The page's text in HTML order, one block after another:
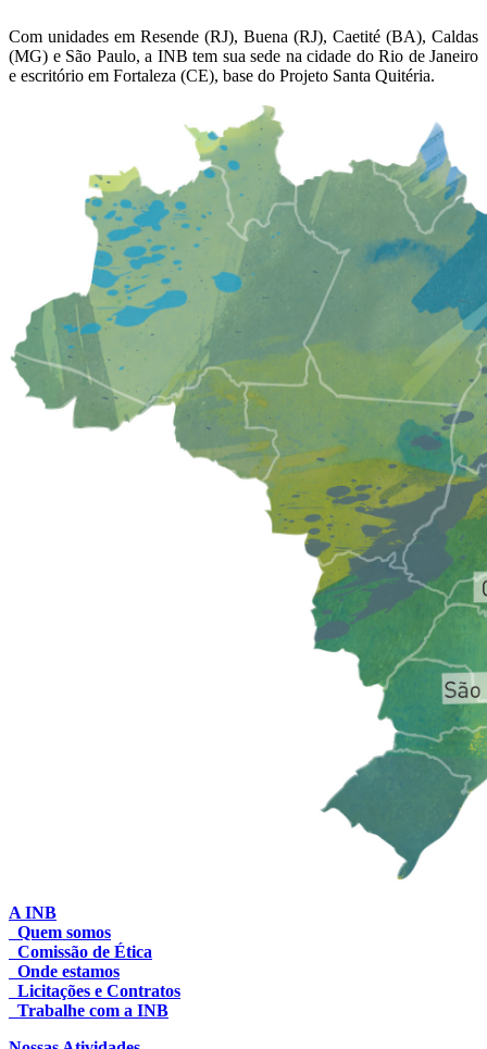
Com unidades em Resende (RJ), Buena (RJ), Caetité (BA), Caldas
(MG) e São Paulo, a INB tem sua sede na cidade do Rio de Janeiro
e escritório em Fortaleza (CE), base do Projeto Santa Quitéria.
A INB
Quem somos
Comissão de Ética
Onde estamos
Licitações e Contratos
Trabalhe com a INB